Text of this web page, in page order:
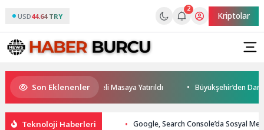
USD44.64 TRY
2
Kriptolar
Son Eklenenler
ve Yatırım Potansiyeli Masaya Yatırıldı Büyükşehir’den
Teknoloji Haberleri Google, Search Console’da Sosyal